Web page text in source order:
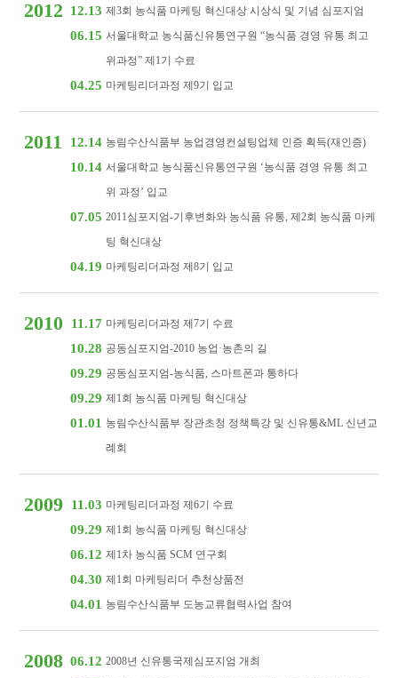
2012 12.13 제3회 농식품 마케팅 혁신대상 시상식 및 기념 심포지엄
06.15 서울대학교 농식품신유통연구원 “농식품 경영 유통 최고
위과정” 제1기 수료
04.25 마케팅리더과정 제9기 입교
2011 12.14 농림수산식품부 농업경영컨설팅업체 인증 획득(재인증)
10.14 서울대학교 농식품신유통연구원 ‘농식품 경영 유통 최고
위 과정’ 입교
07.05 2011심포지엄-기후변화와 농식품 유통, 제2회 농식품 마케
팅 혁신대상
04.19 마케팅리더과정 제8기 입교
2010 11.17 마케팅리더과정 제7기 수료
10.28 공동심포지엄-2010 농업·농촌의 길
09.29 공동심포지엄-농식품, 스마트폰과 통하다
09.29 제1회 농식품 마케팅 혁신대상
01.01 농림수산식품부 장관초청 정책특강 및 신유통&ML 신년교
례회
2009 11.03 마케팅리더과정 제6기 수료
09.29 제1회 농식품 마케팅 혁신대상
06.12 제1차 농식품 SCM 연구회
04.30 제1회 마케팅리더 추천상품전
04.01 농림수산식품부 도농교류협력사업 참여
2008 06.12 2008년 신유통국제심포지엄 개최